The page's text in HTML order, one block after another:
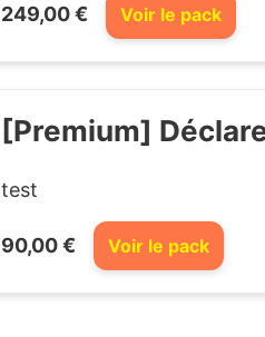
249,00 € Voir le pack
[Premium]
test
90,00 € Voir le pack